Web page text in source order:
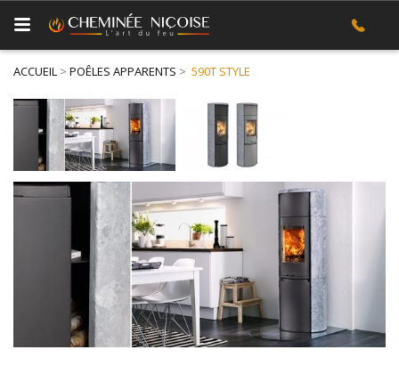
ACCUEIL > POÊLES APPARENTS > 590T STYLE